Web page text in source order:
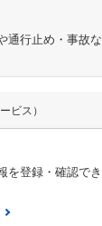
通行止め・事故な
ビス）
を登録・確認でき